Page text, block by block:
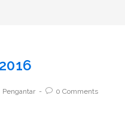
Pengantar 0 Comments